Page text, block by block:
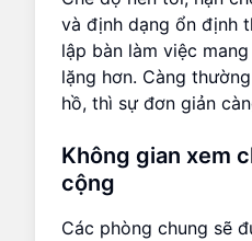
và định dạng ổn định
lập bàn làm việc
lặng hơn. Càng
hồ, thì sự đơn giản
Không gian xem
cộng
Các phòng chung sẽ